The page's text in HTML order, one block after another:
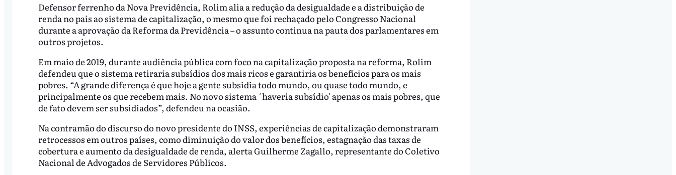
Defensor ferrenho da Nova Previdência, Rolim alia a redução da desigualdade e a distribuição de
renda no país ao sistema de capitalização, o mesmo que foi rechaçado pelo Congresso Nacional
durante a aprovação da Reforma da Previdência – o assunto continua na pauta dos parlamentares em
outros projetos.
Em maio de 2019, durante audiência pública com foco na capitalização proposta na reforma, Rolim
defendeu que o sistema retiraria subsídios dos mais ricos e garantiria os benefícios para os mais
pobres. “A grande diferença é que hoje a gente subsidia todo mundo, ou quase todo mundo, e
principalmente os que recebem mais. No novo sistema ´haveria subsídio' apenas os mais pobres, que
de fato devem ser subsidiados”, defendeu na ocasião.
Na contramão do discurso do novo presidente do INSS, experiências de capitalização demonstraram
retrocessos em outros países, como diminuição do valor dos benefícios, estagnação das taxas de
cobertura e aumento da desigualdade de renda, alerta Guilherme Zagallo, representante do Coletivo
Nacional de Advogados de Servidores Públicos.